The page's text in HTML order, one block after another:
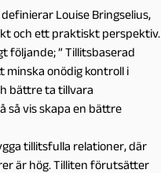
Louise Bringselius,
och ett praktiskt perspektiv.
följande; ” Tillitsbaserad
minska onödig kontroll i
bättre ta tillvara
så vis skapa en bättre
tillitsfulla relationer, där
är hög. Tilliten förutsätter